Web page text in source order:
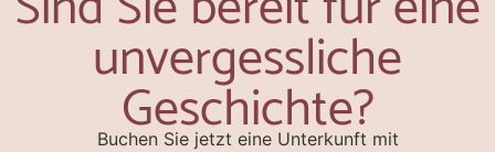
unvergessliche
Geschichte?
Buchen Sie jetzt eine Unterkunft mit